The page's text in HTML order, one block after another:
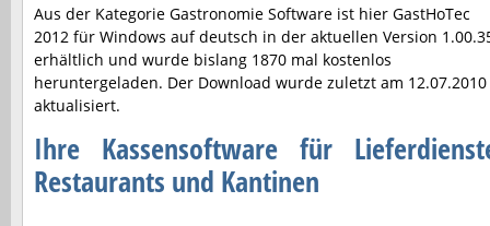
Aus der Kategorie Gastronomie Software ist hier GastHoTec
2012 für Windows auf deutsch in der aktuellen Version
erhältlich und wurde bislang 1870 mal kostenlos
heruntergeladen. Der Download wurde zuletzt am 12.07.2010
aktualisiert.
Ihre Kassensoftware für
Restaurants und Kantinen